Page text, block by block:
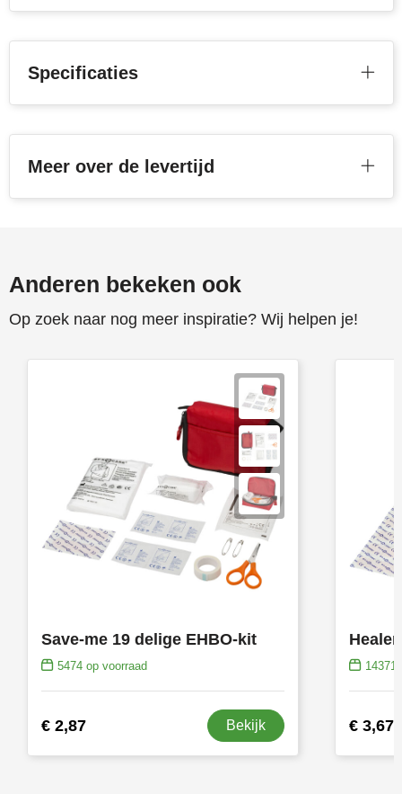
Victorinox
Waterman
Specificaties
Meer over de levertijd
Anderen bekeken ook
Op zoek naar nog meer inspiratie? Wij helpen je!
Save-me 19 delige EHBO-kit
5474op voorraad
€ 2,87 Bekijk
14371
€ 3,67